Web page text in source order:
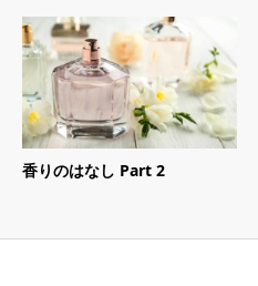
香りのはなし Part 2